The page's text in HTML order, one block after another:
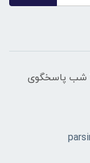
از شنبه تا پنجشنبه، از ساعت 9 صبح الی 7 شب پاسخگوی